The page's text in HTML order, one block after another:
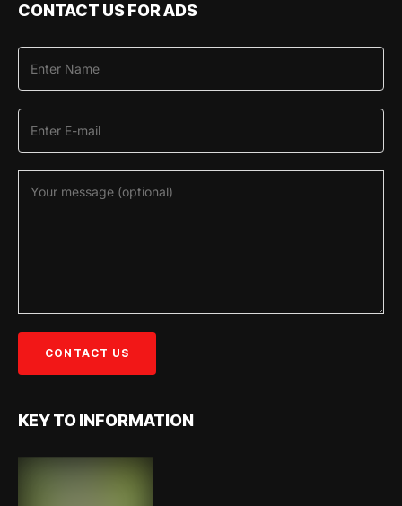
CONTACT US FOR ADS
KEY TO INFORMATION